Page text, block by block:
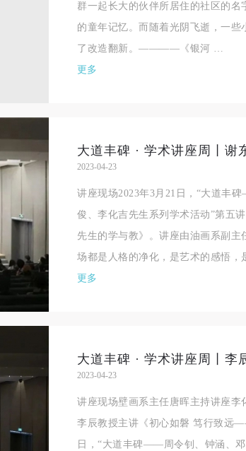
群一起长大的伙伴所居住的社区的名
的童年记忆。而随着光阴飞逝，一
了改造翻新。————《银河 …
更多
大道丰碑 · 学术讲座周丨谢
2023-04-23
讲座现场2023年3月21日，“大道丰
俊、李化吉先生系列学术活动”第五
先生的学与教》。讲座由油画系副主
场都是人格的净化，是艺术的感悟
更多
大道丰碑 · 学术讲座周丨李
2023-04-23
讲座现场壁画系主任唐晖主持讲座
李辰教授主讲《初心如磐 笃行致远
日，“大道丰碑——周令钊、钟涵、